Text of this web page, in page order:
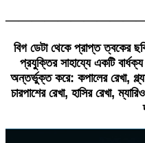
বিগ ডেটা থেকে প্রাপ্ত ত্বকের
প্রযুক্তির সাহায্যে একটি
অন্তর্ভুক্ত করে: কপালের রেখা,
চারপাশের রেখা, হাসির রেখা,